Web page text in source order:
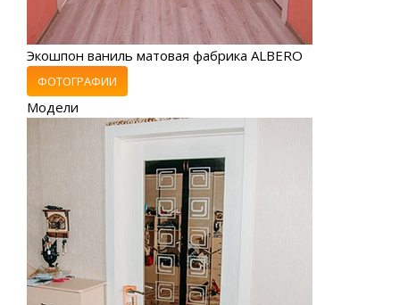
Экошпон ваниль матовая фабрика ALBERO
ФОТОГРАФИИ
Модели